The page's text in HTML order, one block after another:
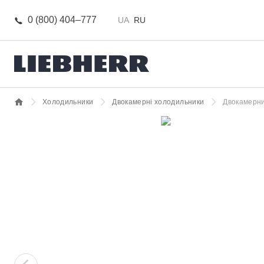
0 (800) 404–777 UA RU
Холодильники Двокамерні холодильники